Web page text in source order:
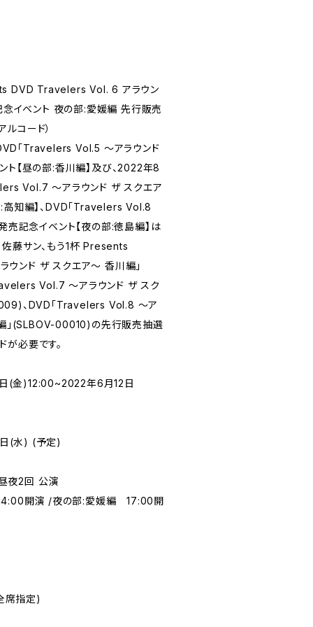
DVD Travelers Vol. 6 アラウン
イベント 夜の部:愛媛編 先行販売
コード）
「Travelers Vol.5 ～アラウンド
ト【昼の部:香川編】及び、2022年8
Vol.7 ～アラウンド ザ スクエア
:高知編】、DVD「Travelers Vol.8
売記念イベント【夜の部:徳島編】は
佐藤サン、もう1杯 Presents
ンド ザ スクエア～ 香川編」
Vol.7 ～アラウンド ザ スク
、DVD「Travelers Vol.8 ～ア
」(SLBOV-00010)の先行販売抽選
が必要です。
(金)12:00~2022年6月12日
(水) (予定)
夜2回 公演
14:00開演 /夜の部:愛媛編 17:00開
席指定)